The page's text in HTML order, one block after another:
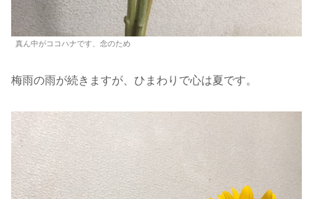
真ん中がココハナです、念のため
梅雨の雨が続きますが、ひまわりで心は夏です。